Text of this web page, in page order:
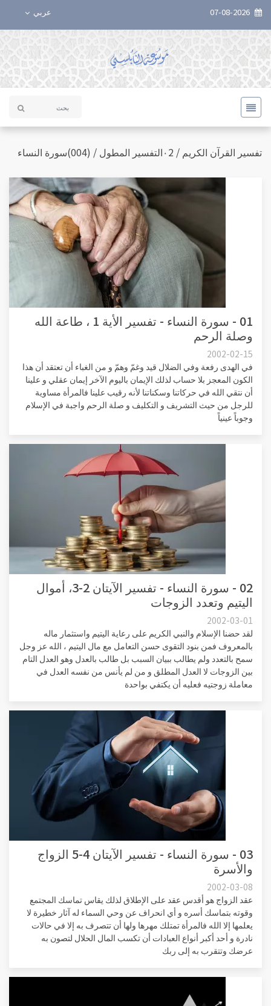
عربي
تفسير القرآن الكريم / ٠2التفسير المطول / (004)سورة النساء
01 - سورة النساء - تفسير الأية 1 ، طاعة الله
وصلة الرحم
2002-02-15
في الهدى رفعة وفي الضلال قيد وغمّ وهمّ و من الغباء أن تعتقد أن هذا
الكون المعجز بلا حساب لذلك الإيمان باليوم الآخر إيمان عقلي و علينا
أن نتقي الله في حركاتنا وسكناتنا لأنه رقيب علينا فالمرأة مساوية
للرجل من حيث التشريف و التكليف و صلة الرحم واجبة في الإسلام
وجوباً عينياً
02 - سورة النساء - تفسير الآيتان 2-3، أموال
اليتيم وتعدد الزوجات
2002-03-01
لقد حضنا الإسلام والنبي الكريم على رعاية اليتيم واستثمار ماله
بالمعروف فمن بنود التقوى حسن التعامل مع مال اليتيم ، الله عز وجل
سمح بالتعدد ولم يطالب ببيان السبب بل طالب بالعدل وهو العدل التام
بين الزوجات لا العدل المطلق و من لم يأنس من نفسه العدل في
معاملة زوجتيه فعليه أن يكتفي بواحدة
03 - سورة النساء - تفسير الآيتان 4-5 الزواج
والأسرة
2002-03-08
عقد الزواج هو أقدس عقد على الإطلاق لذلك يقاس تماسك المجتمع
وقوته بتماسك أسره و أي انحراف عن وحي السماء له آثار خطيرة لا
يعلمها إلا الله فالمرأة تمتلك مهرها ولها أن تتصرف به إلا في حالات
نادرة و أحد أكبر أنواع العبادات أن تكسب المال الحلال لتصون به
عرضك وتتقرب به إلى ربك